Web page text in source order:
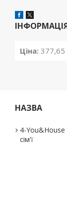
Ціна: 377,65
НАЗВА
4-You&House
сім'ї